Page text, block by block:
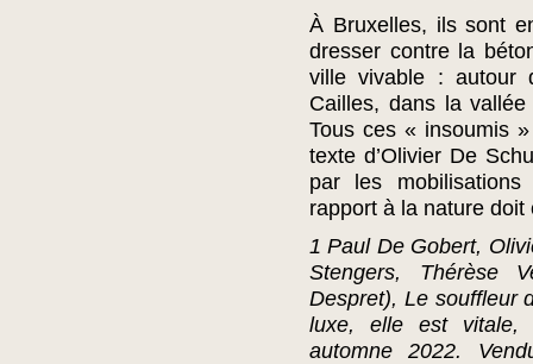
À Bruxelles, ils sont
dresser contre la
ville vivable : autour
Cailles, dans la
Tous ces « insoumis
texte d’Olivier De
par les
rapport à la nature doit
1 Paul De Gobert,
Stengers, Thérèse
Despret), Le souffleur
luxe, elle est vitale,
automne 2022.